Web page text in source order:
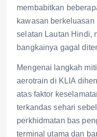
membabitkan
kawasan
selatan Lautan Hindi,
bangkainya gagal
Mengenai langkah
aerotrain di KLIA
atas faktor
terkandas sehari
perkhidmatan bas
terminal utama dan